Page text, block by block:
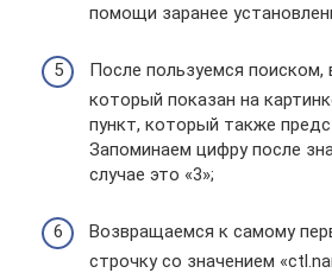
помощи заранее
После пользуемся поиском,
который показан на
пункт, который также
Запоминаем цифру после
случае это «3»;
Возвращаемся к самому
строчку со значением